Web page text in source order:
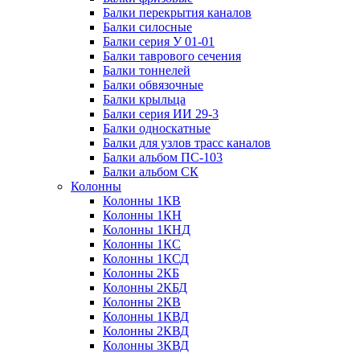
Балки перекрытия каналов
Балки силосные
Балки серия У 01-01
Балки таврового сечения
Балки тоннелей
Балки обвязочные
Балки крыльца
Балки серия ИИ 29-3
Балки односкатные
Балки для узлов трасс каналов
Балки альбом ПС-103
Балки альбом СК
Колонны
Колонны 1КВ
Колонны 1КН
Колонны 1КНД
Колонны 1КС
Колонны 1КСД
Колонны 2КБ
Колонны 2КБД
Колонны 2КВ
Колонны 1КВД
Колонны 2КВД
Колонны 3КВД